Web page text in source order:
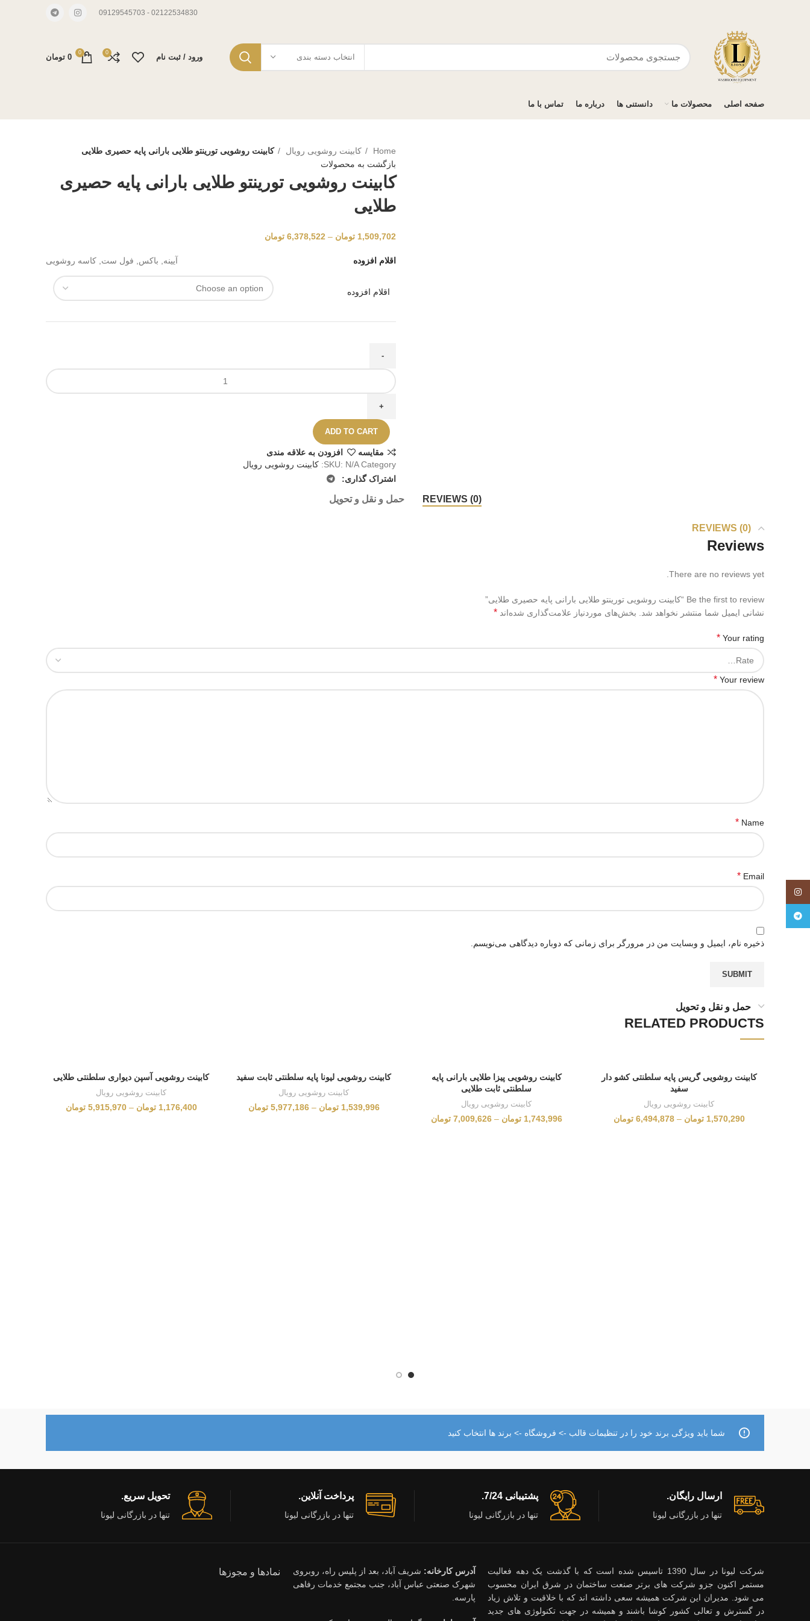
02122534830 - 09129545703
انتخاب دسته بندی ورود / ثبت نام
0
0
0 تومان
صفحه اصلی محصولات ما دانستنی ها درباره ما تماس با ما
Home کابینت روشویی رویال
کابینت روشویی تورینتو طلایی بارانی پایه حصیری طلایی
بازگشت به محصولات
کابینت روشویی تورینتو طلایی بارانی پایه حصیری
طلایی
1,509,702 تومان –
6,378,522 تومان
اقلام افزوده آیینه, باکس, فول ست, کاسه روشویی
اقلام افزوده
ADD TO CART
مقايسه
افزودن به علاقه مندی
SKU: N/ACategory:
کابینت روشویی رویال
اشتراک گذاری:
REVIEWS (0) حمل و نقل و تحویل
REVIEWS (0)
Reviews
There are no reviews yet.
Be the first to review “کابینت روشویی تورینتو طلایی بارانی پایه حصیری طلایی”
نشانی ایمیل شما منتشر نخواهد شد. بخش‌های موردنیاز علامت‌گذاری شده‌اند *
Your rating
*
Your review
*
Name
*
Email
*
ذخیره نام، ایمیل و وبسایت من در مرورگر برای زمانی که دوباره دیدگاهی می‌نویسم.
حمل و نقل و تحویل
RELATED PRODUCTS
کابینت روشویی گریس پایه سلطنتی کشو دار
سفید
کابینت روشویی رویال
1,570,290 تومان –
6,494,878 تومان
کابینت روشویی پیزا طلایی بارانی پایه
سلطنتی ثابت طلایی
کابینت روشویی رویال
1,743,996 تومان –
7,009,626 تومان
کابینت روشویی لیونا پایه سلطنتی ثابت سفید
کابینت روشویی رویال
1,539,996 تومان –
5,977,186 تومان
کابینت روشویی آسپن دیواری سلطنتی طلایی
کابینت روشویی رویال
1,176,400 تومان –
5,915,970 تومان
شما باید ویژگی برند خود را در تنظیمات قالب -> فروشگاه -> برند ها انتخاب کنید
ارسال رایگان.
تنها در بازرگانی لیونا
پشتیبانی 7/24.
تنها در بازرگانی لیونا
پرداخت آنلاین.
تنها در بازرگانی لیونا
تحویل سریع.
تنها در بازرگانی لیونا
شرکت لیونا در سال 1390 تاسیس شده است که با گذشت یک دهه فعالیت
مستمر اکنون جزو شرکت های برتر صنعت ساختمان در شرق ایران محسوب
می شود. مدیران این شرکت همیشه سعی داشته اند که با خلاقیت و تلاش زیاد
در گسترش و تعالی کشور کوشا باشند و همیشه در جهت تکنولوژی های جدید
آدرس کارخانه: شریف آباد، بعد از پلیس راه، روبروی
شهرک صنعتی عباس آباد، جنب مجتمع خدمات رفاهی
پارسه.
نمادها و مجوزها
اینستاگرام